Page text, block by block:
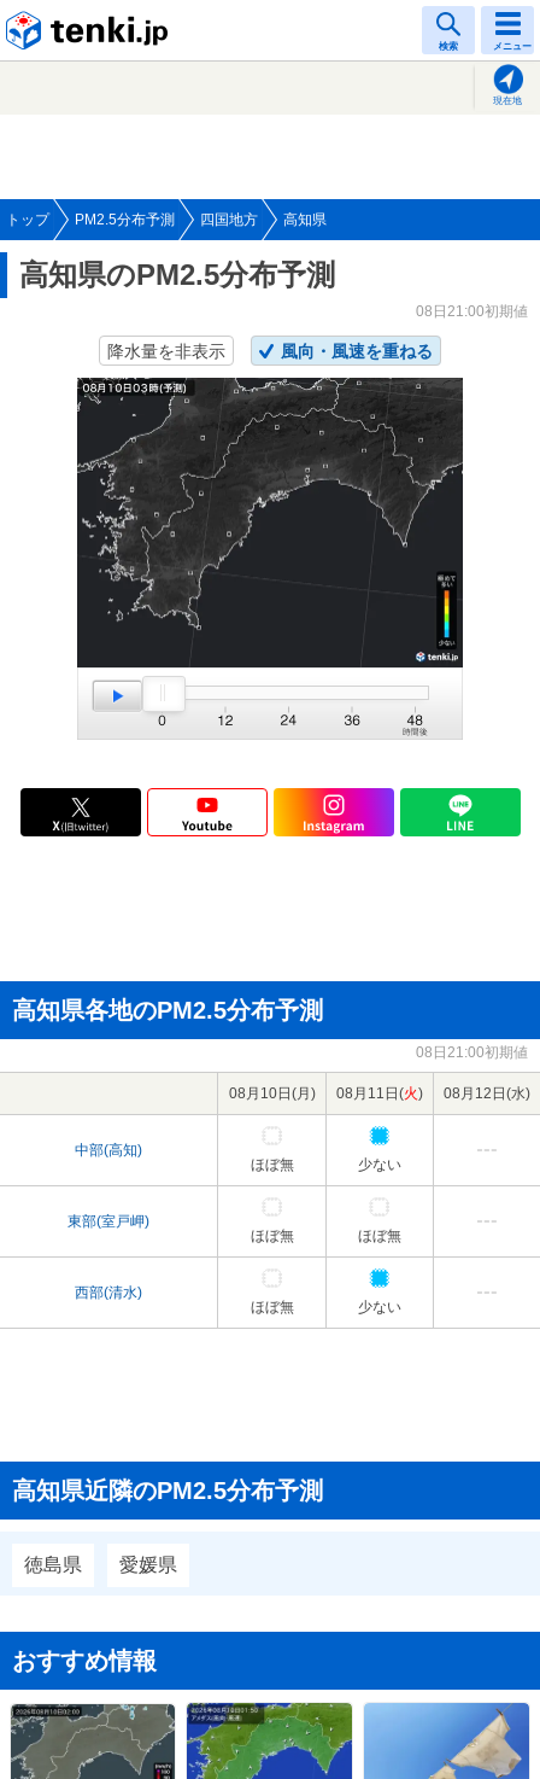
検索 メニュー
現在地
トップ PM2.5分布予測 四国地方 高知県
高知県のPM2.5分布予測
08日21:00初期値
降水量を非表示 風向・風速を重ねる
高知県各地のPM2.5分布予測
08日21:00初期値
08月10日(月 ) 08月11日(火) 08月12日(水)
中部(高知)
ほぼ無
少ない
東部(室戸岬)
ほぼ無
ほぼ無
西部(清水)
ほぼ無
少ない
高知県近隣のPM2.5分布予測
徳島県 愛媛県
おすすめ情報